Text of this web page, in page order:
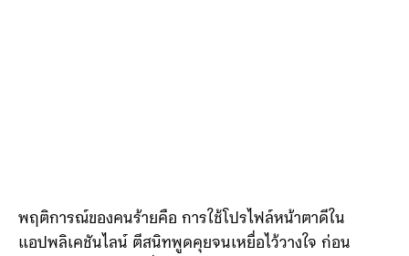
พฤติการณ์ของคนร้ายคือ การใช้โปรไฟล์หน้าตาดีใน
แอปพลิเคชันไลน์ ตีสนิทพูดคุยจนเหยื่อไว้วางใจ ก่อน